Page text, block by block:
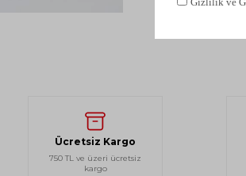
Ücretsiz Kargo
750 TL ve üzeri ücretsiz
kargo